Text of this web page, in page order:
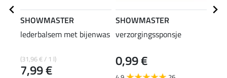
SHOWMASTER
lederbalsem met bijenwas
(31,96 € / 1 l)
7,99 €
SHOWMASTER
verzorgingssponsje
0,99 €